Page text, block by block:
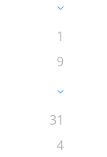
1
9
31
4